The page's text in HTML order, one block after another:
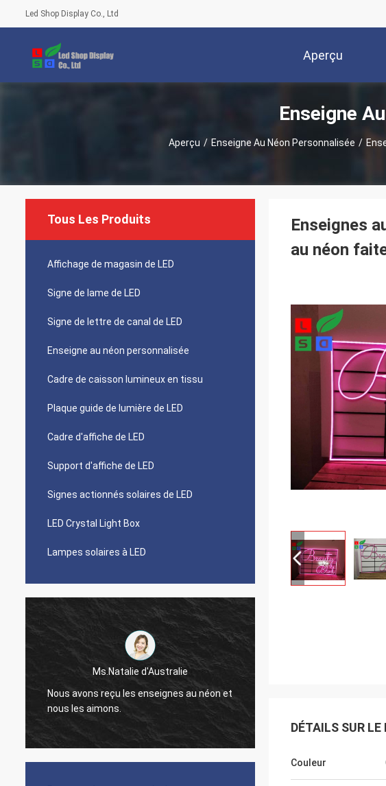
Led Shop Display Co., Ltd
Aperçu
Enseigne
Aperçu / Enseigne Au Néon Personnalisée /
Tous Les Produits
Affichage de magasin de LED
Signe de lame de LED
Signe de lettre de canal de LED
Enseigne au néon personnalisée
Cadre de caisson lumineux en tissu
Plaque guide de lumière de LED
Cadre d'affiche de LED
Support d'affiche de LED
Signes actionnés solaires de LED
LED Crystal Light Box
Lampes solaires à LED
d'Australie
les enseignes au néon et
Nous recevons le paquet, et apprécié pour
regarder la finition de bonne qualité, vous
fera connaître dès que quelque chose
sera soulevée.
Enseignes
au néon
DÉTAILS SUR LE
Couleur